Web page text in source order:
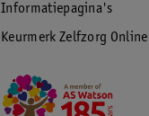
Informatiepagina's
Keurmerk Zelfzorg Online